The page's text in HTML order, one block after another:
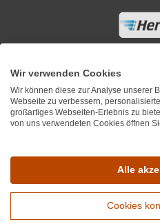
Wir verwenden Cookies
Wir können diese zur Analyse unserer
Webseite zu verbessern,
großartiges Webseiten-Erlebnis zu
von uns verwendeten Cookies öffnen
Alle
Cookies